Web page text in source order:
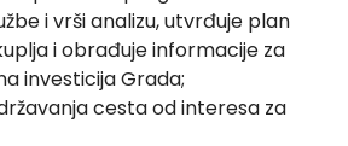
i vrši analizu, utvrđuje plan
i obrađuje informacije za
investicija Grada;
cesta od interesa za